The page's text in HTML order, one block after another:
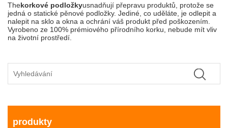
Thekorkové podložkyusnadňují přepravu produktů, protože se
jedná o statické pěnové podložky. Jediné, co uděláte, je odlepit a
nalepit na sklo a okna a ochrání váš produkt před poškozením.
Vyrobeno ze 100% prémiového přírodního korku, nebude mít vliv
na životní prostředí.
produkty